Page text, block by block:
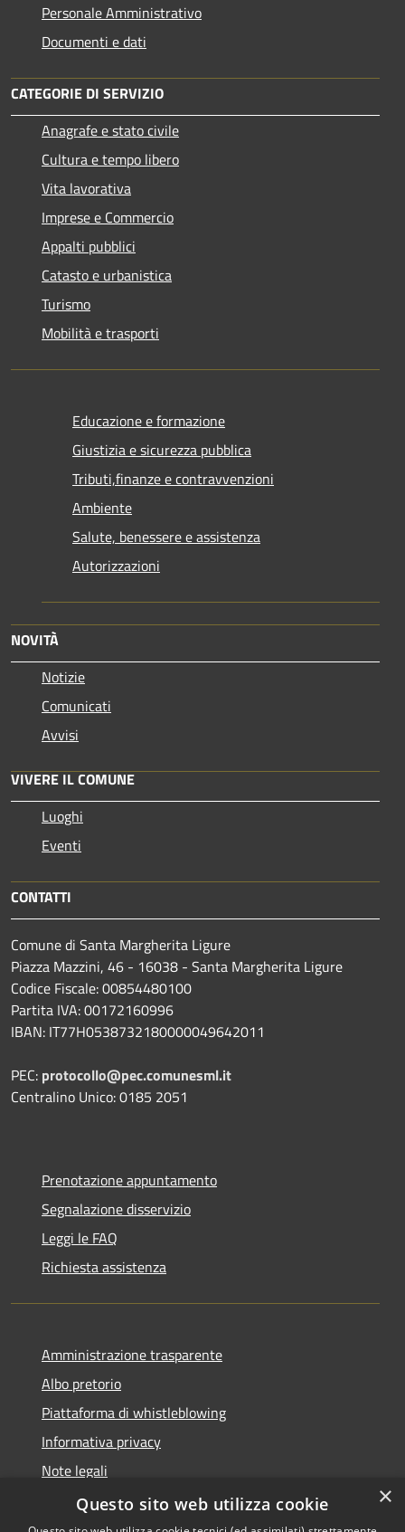
Personale Amministrativo
Documenti e dati
CATEGORIE DI SERVIZIO
Anagrafe e stato civile
Cultura e tempo libero
Vita lavorativa
Imprese e Commercio
Appalti pubblici
Catasto e urbanistica
Turismo
Mobilità e trasporti
Educazione e formazione
Giustizia e sicurezza pubblica
Tributi,finanze e contravvenzioni
Ambiente
Salute, benessere e assistenza
Autorizzazioni
NOVITÀ
Notizie
Comunicati
Avvisi
VIVERE IL COMUNE
Luoghi
Eventi
CONTATTI
Comune di Santa Margherita Ligure
Piazza Mazzini, 46 - 16038 - Santa Margherita Ligure
Codice Fiscale: 00854480100
Partita IVA: 00172160996
IBAN: IT77H0538732180000049642011
PEC: protocollo@pec.comunesml.it
Centralino Unico: 0185 2051
Prenotazione appuntamento
Segnalazione disservizio
Leggi le FAQ
Richiesta assistenza
Amministrazione trasparente
Albo pretorio
Piattaforma di whistleblowing
Informativa privacy
Note legali
Dichiarazione di accessibilità
×
Questo sito web utilizza cookie